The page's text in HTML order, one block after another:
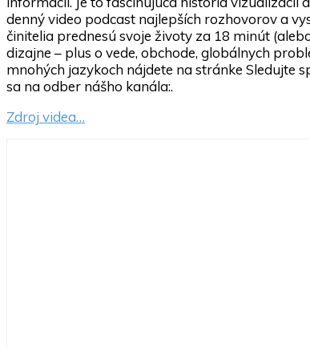
denný video podcast najlepších rozhovorov a
činitelia prednesú svoje životy za 18 minút
dizajne – plus o vede, obchode, globálnych
mnohých jazykoch nájdete na stránke Sledujte
sa na odber nášho kanála:.
Zdroj videa…